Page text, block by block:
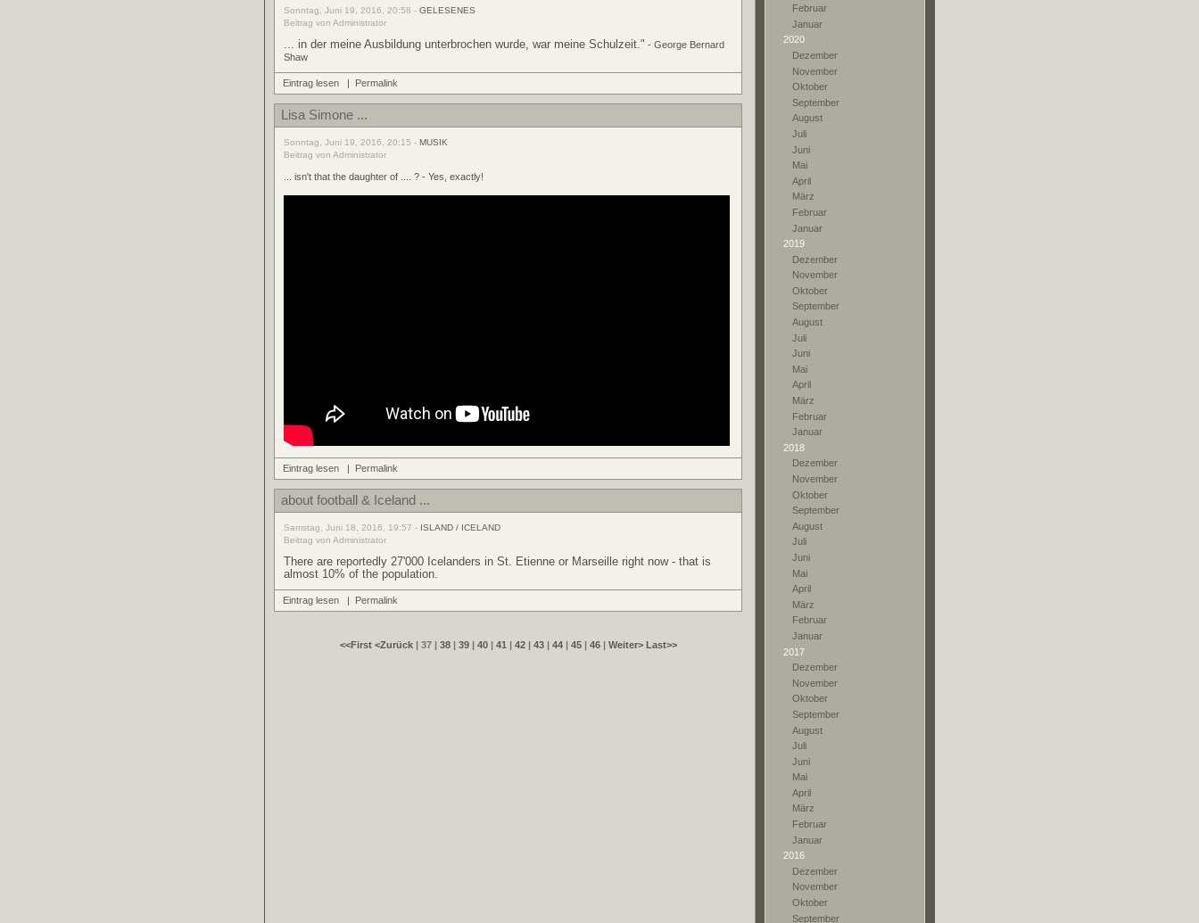
Februar
Januar
2020
Dezember
November
Oktober
September
August
Juli
Juni
Mai
April
März
Februar
Januar
2019
Dezember
November
Oktober
September
August
Juli
Juni
Mai
April
März
Februar
Januar
2018
Dezember
November
Oktober
September
August
Juli
Juni
Mai
April
März
Februar
Januar
2017
Dezember
November
Oktober
September
August
Juli
Juni
Mai
April
März
Februar
Januar
2016
Dezember
November
Oktober
September
Sonntag, Juni 19, 2016, 20:58 - GELESENES
Beitrag von Administrator
... in der meine Ausbildung unterbrochen wurde, war meine Schulzeit." - George Bernard
Shaw
Eintrag lesen Permalink
Lisa Simone ...
Sonntag, Juni 19, 2016, 20:15 - MUSIK
Beitrag von Administrator
... isn't that the daughter of .... ? - Yes, exactly!
Eintrag lesen Permalink
about football & Iceland ...
Samstag, Juni 18, 2016, 19:57 - ISLAND / ICELAND
Beitrag von Administrator
There are reportedly 27'000 Icelanders in St. Etienne or Marseille right now - that is
almost 10% of the population.
Eintrag lesen Permalink
<<First <Zurück | 37 | 38| 39| 40| 41 | 42| 43| 44| 45| 46| Weiter> Last>>